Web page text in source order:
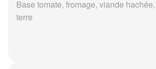
Base tomate, fromage, viande
terre